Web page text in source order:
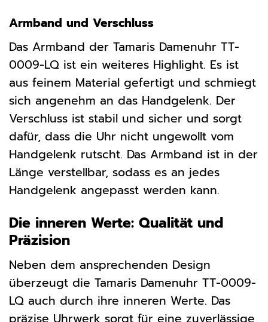
Armband und Verschluss
Das Armband der Tamaris Damenuhr TT-
0009-LQ ist ein weiteres Highlight. Es ist
aus feinem Material gefertigt und schmiegt
sich angenehm an das Handgelenk. Der
Verschluss ist stabil und sicher und sorgt
dafür, dass die Uhr nicht ungewollt vom
Handgelenk rutscht. Das Armband ist in der
Länge verstellbar, sodass es an jedes
Handgelenk angepasst werden kann.
Die inneren Werte: Qualität und
Präzision
Neben dem ansprechenden Design
überzeugt die Tamaris Damenuhr TT-0009-
LQ auch durch ihre inneren Werte. Das
präzise Uhrwerk sorgt für eine zuverlässige